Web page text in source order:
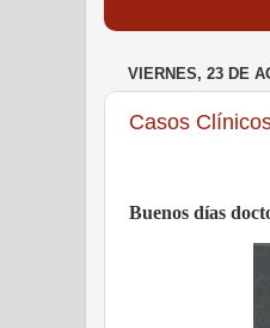
VIERNES, 23 DE
Casos
Buenos días